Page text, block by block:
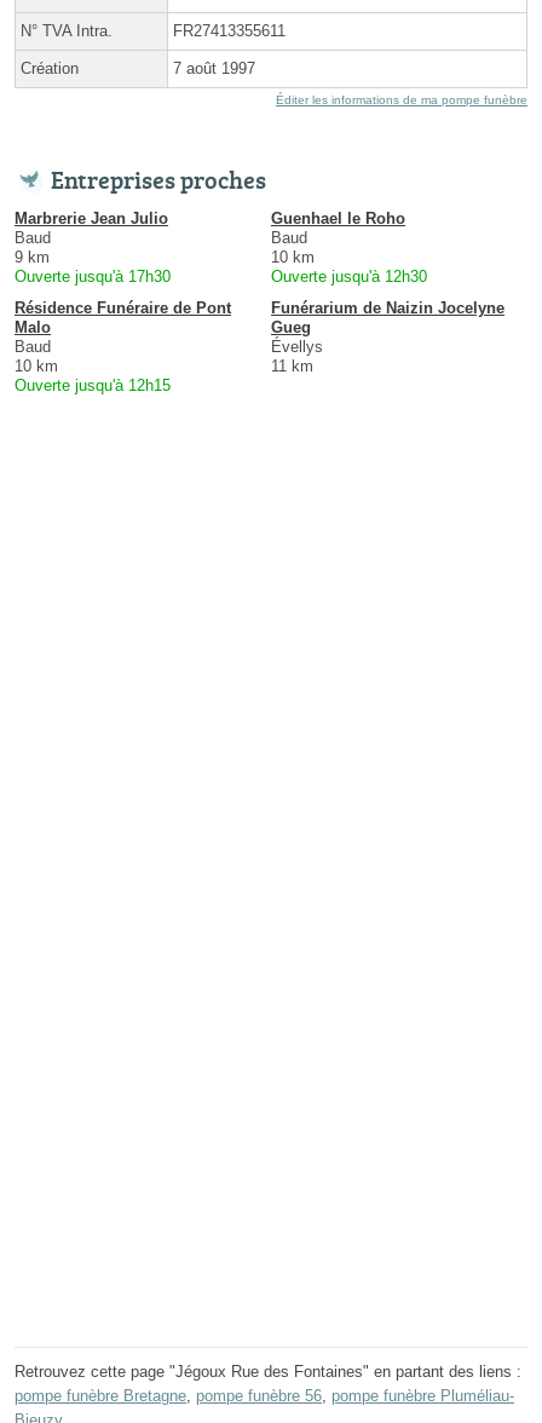
N° TVA Intra. FR27413355611
Création 7 août 1997
Éditer les informations de ma pompe funèbre
Entreprises proches
Marbrerie Jean Julio
Baud
9 km
Ouverte jusqu'à 17h30
Guenhael le Roho
Baud
10 km
Ouverte jusqu'à 12h30
Résidence Funéraire de Pont
Malo
Baud
10 km
Ouverte jusqu'à 12h15
Funérarium de Naizin Jocelyne
Gueg
Évellys
11 km
Retrouvez cette page "Jégoux Rue des Fontaines" en partant des liens :
pompe funèbre Bretagne, pompe funèbre 56, pompe funèbre Pluméliau-